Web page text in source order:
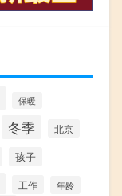
保暖
冬季 北京
孩子
工作 年龄